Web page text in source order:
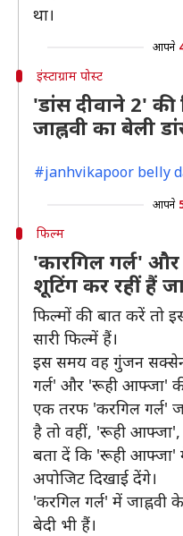
था।
आपने
इंस्टाग्राम पोस्ट
'डांस दीवाने 2'
जाह्नवी का बेली
#janhvikapoor belly
आपने
फिल्म
'कारगिल गर्ल'
शूटिंग कर रहीं हैं
फिल्मों की बात करें तो
सारी फिल्में हैं।
इस समय वह गुंंजन
गर्ल' और 'रूही आफ्जा'
एक तरफ 'करगिल गर्ल'
है तो वहीं, 'रूही आफ्जा',
बता दें कि 'रूही आफ्जा'
अपोजिट दिखाई देंगे।
'करगिल गर्ल' में
बेदी भी हैं।